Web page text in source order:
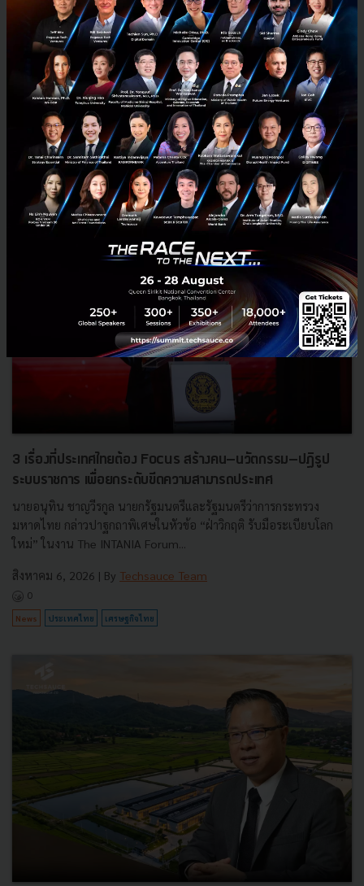
RELATED ARTICLE
3 เรื่องที่ประเทศไทยต้อง Focus สร้างคน–นวัตกรรม–ปฏิรูป
ระบบราชการ เพื่อยกระดับขีดความสามารถประเทศ
นายอนุทิน ชาญวีรกูล นายกรัฐมนตรีและรัฐมนตรีว่าการกระทรวง
มหาดไทย กล่าวปาฐกถาพิเศษในหัวข้อ “ฝ่าวิกฤติ รับมือระเบียบโลก
ใหม่” ในงาน The INTANIA Forum...
สิงหาคม 6, 2026 | By Techsauce Team
0
News ประเทศไทย เศรษฐกิจไทย